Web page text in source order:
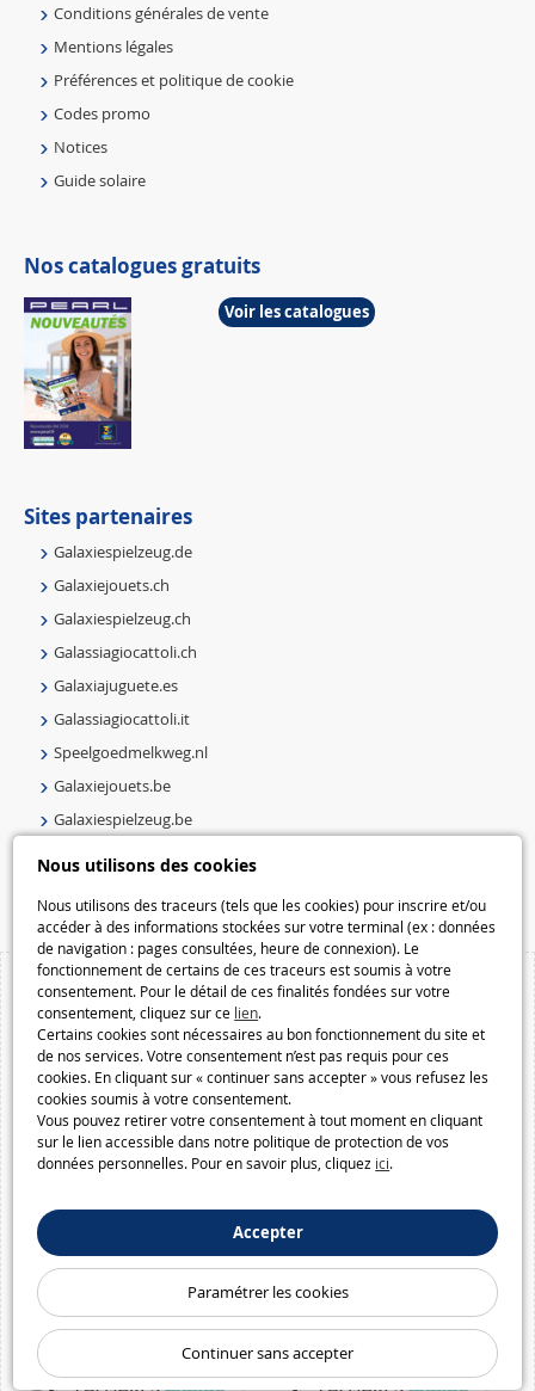
Nous utilisons des cookies
Nous utilisons des traceurs (tels que les cookies) pour inscrire et/ou
accéder à des informations stockées sur votre terminal (ex : données
de navigation : pages consultées, heure de connexion). Le
fonctionnement de certains de ces traceurs est soumis à votre
consentement. Pour le détail de ces finalités fondées sur votre
consentement, cliquez sur ce lien.
Certains cookies sont nécessaires au bon fonctionnement du site et
de nos services. Votre consentement n’est pas requis pour ces
cookies. En cliquant sur « continuer sans accepter » vous refusez les
cookies soumis à votre consentement.
Vous pouvez retirer votre consentement à tout moment en cliquant
sur le lien accessible dans notre politique de protection de vos
données personnelles. Pour en savoir plus, cliquez ici.
Accepter
Paramétrer les cookies
Continuer sans accepter
Conditions générales de vente
Mentions légales
Préférences et politique de cookie
Codes promo
Notices
Guide solaire
Nos catalogues gratuits
Voir les catalogues
Sites partenaires
Galaxiespielzeug.de
Galaxiejouets.ch
Galaxiespielzeug.ch
Galassiagiocattoli.ch
Galaxiajuguete.es
Galassiagiocattoli.it
Speelgoedmelkweg.nl
Galaxiejouets.be
Galaxiespielzeug.be